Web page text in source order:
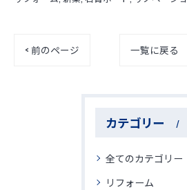
< 前のページ 一覧に戻る
カテゴリー
全てのカテゴリー
リフォーム